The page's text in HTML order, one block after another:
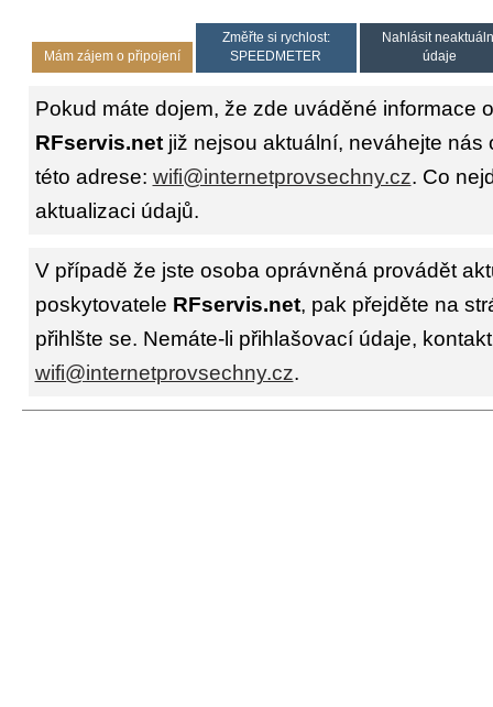
Mám zájem o připojení
Změřte si rychlost:
SPEEDMETER
Nahlásit
údaje
Pokud máte dojem, že zde uváděné informace
RFservis.netjiž nejsou aktuální, neváhejte nás
této adrese: wifi@internetprovsechny.cz. Co
aktualizaci údajů.
V případě že jste osoba oprávněná provádět
poskytovatele RFservis.net, pak přejděte na
přihlšte se. Nemáte-li přihlašovací údaje,
wifi@internetprovsechny.cz.